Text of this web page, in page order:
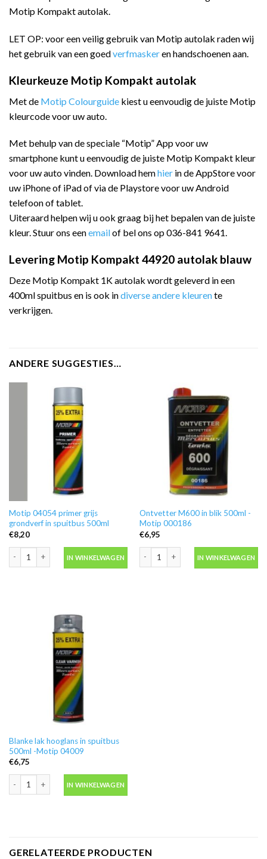
Motip Kompakt autolak.
LET OP: voor een veilig gebruik van Motip autolak raden wij
het gebruik van een goedverfmaskeren handschoenen aan.
Kleurkeuze Motip Kompakt autolak
Met de Motip Colourguide kiest u eenvoudig de juiste Motip
kleurcode voor uw auto.
Met behulp van de speciale “Motip” App voor uw
smartphone kunt u eenvoudig de juiste Motip Kompakt kleur
voor uw auto vinden. Download hemhier in de AppStore voor
uw iPhone of iPad of via de Playstore voor uw Android
telefoon of tablet.
Uiteraard helpen wij u ook graag bij het bepalen van de juiste
kleur. Stuur ons eenemailof bel ons op 036-841 9641.
Levering Motip Kompakt 44920 autolak blauw
Deze Motip Kompakt 1K autolak wordt geleverd in een
400ml spuitbus en is ook indiverse andere kleurente
verkrijgen.
ANDERE SUGGESTIES…
Motip 04054 primer grijs
grondverf in spuitbus 500ml
€8,20
IN WINKELWAGEN
Ontvetter M600 in blik 500ml -
Motip 000186
€6,95
IN WINKELWAGEN
Blanke lak hooglans in spuitbus
500ml -Motip 04009
€6,75
Blanke lak hooglans in spuitbus 500ml -Motip 04009 aantal
IN WINKELWAGEN
GERELATEERDE PRODUCTEN